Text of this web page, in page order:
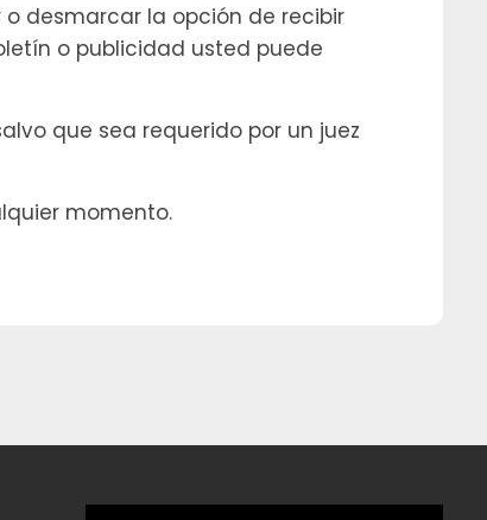
desmarcar la opción de recibir
o publicidad usted puede
que sea requerido por un juez
momento.